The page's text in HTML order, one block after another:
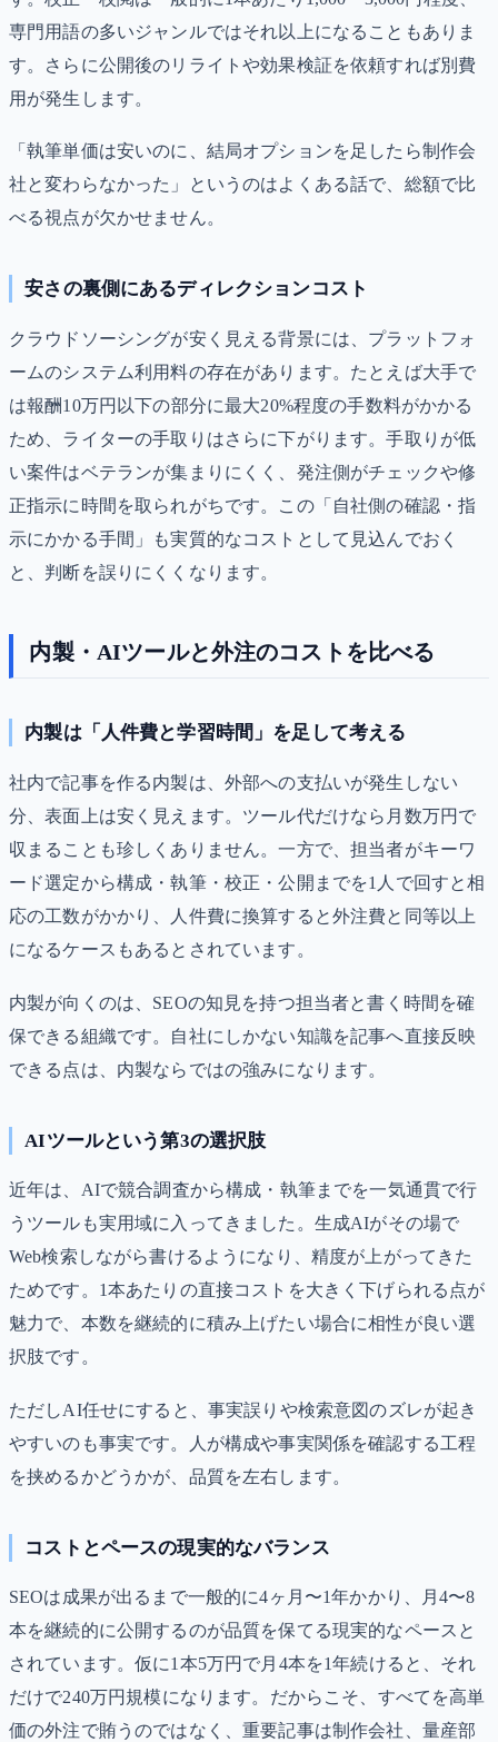
専門用語の多いジャンルではそれ以上になることもありま
す。さらに公開後のリライトや効果検証を依頼すれば別費
用が発生します。
「執筆単価は安いのに、結局オプションを足したら制作会
社と変わらなかった」というのはよくある話で、総額で比
べる視点が欠かせません。
安さの裏側にあるディレクションコスト
クラウドソーシングが安く見える背景には、プラットフォ
ームのシステム利用料の存在があります。たとえば大手で
は報酬10万円以下の部分に最大20%程度の手数料がかかる
ため、ライターの手取りはさらに下がります。手取りが低
い案件はベテランが集まりにくく、発注側がチェックや修
正指示に時間を取られがちです。この「自社側の確認・指
示にかかる手間」も実質的なコストとして見込んでおく
と、判断を誤りにくくなります。
内製・AIツールと外注のコストを比べる
内製は「人件費と学習時間」を足して考える
社内で記事を作る内製は、外部への支払いが発生しない
分、表面上は安く見えます。ツール代だけなら月数万円で
収まることも珍しくありません。一方で、担当者がキーワ
ード選定から構成・執筆・校正・公開までを1人で回すと相
応の工数がかかり、人件費に換算すると外注費と同等以上
になるケースもあるとされています。
内製が向くのは、SEOの知見を持つ担当者と書く時間を確
保できる組織です。自社にしかない知識を記事へ直接反映
できる点は、内製ならではの強みになります。
AIツールという第3の選択肢
近年は、AIで競合調査から構成・執筆までを一気通貫で行
うツールも実用域に入ってきました。生成AIがその場で
Web検索しながら書けるようになり、精度が上がってきた
ためです。1本あたりの直接コストを大きく下げられる点が
魅力で、本数を継続的に積み上げたい場合に相性が良い選
択肢です。
ただしAI任せにすると、事実誤りや検索意図のズレが起き
やすいのも事実です。人が構成や事実関係を確認する工程
を挟めるかどうかが、品質を左右します。
コストとペースの現実的なバランス
SEOは成果が出るまで一般的に4ヶ月〜1年かかり、月4〜8
本を継続的に公開するのが品質を保てる現実的なペースと
されています。仮に1本5万円で月4本を1年続けると、それ
だけで240万円規模になります。だからこそ、すべてを高単
価の外注で賄うのではなく、重要記事は制作会社、量産部